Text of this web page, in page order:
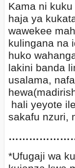
Kama ni
haja ya
wawekee
kulingana na
huko
lakini banda
usalama,
hali yeyote
sakafu nzuri,
*Ufugaji wa